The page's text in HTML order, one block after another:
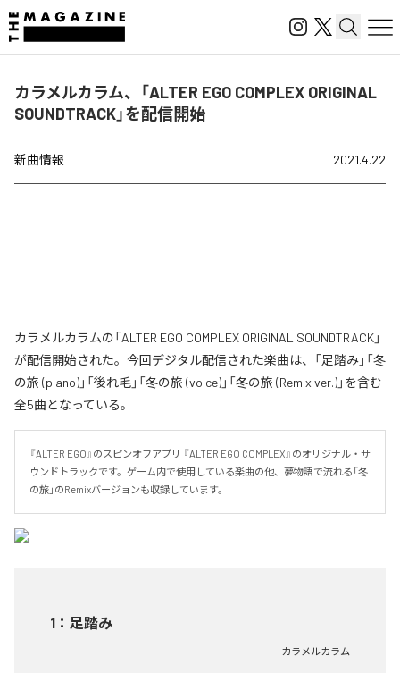
カラメルカラム、「ALTER EGO COMPLEX ORIGINAL
SOUNDTRACK」を配信開始
新曲情報 2021.4.22
カラメルカラムの「ALTER EGO COMPLEX ORIGINAL SOUNDTRACK」
が配信開始された。今回デジタル配信された楽曲は、「足踏み」「冬
の旅 (piano)」「後れ毛」「冬の旅 (voice)」「冬の旅 (Remix ver.)」を含む
全5曲となっている。
『ALTER EGO』のスピンオフアプリ 『ALTER EGO COMPLEX』のオリジナル・サ
ウンドトラックです。ゲーム内で使用している楽曲の他、夢物語で流れる「冬
の旅」のRemixバージョンも収録しています。
1 ： 足踏み
カラメルカラム